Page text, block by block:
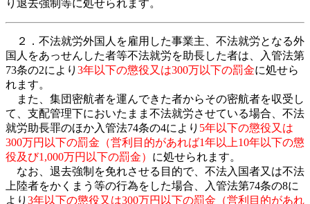
り退去強制等に処せられます。
２．不法就労外国人を雇用した事業主、不法就労となる外
国人をあっせんした者等不法就労を助長した者は、入管法第
73条の2により 3年以下の懲役又は300万以下の罰金に処せら
れます。
また、集団密航者を運んできた者からその密航者を収受し
て、支配管理下においたまま不法就労させている場合、不法
就労助長罪のほか入管法74条の4により 5年以下の懲役又は
300万円以下の罰金（営利目的があれば1年以上10年以下の懲
役及び1,000万円以下の罰金） に処せられます。
なお、退去強制を免れさせる目的で、不法入国者又は不法
上陸者をかくまう等の行為をした場合、入管法第74条の8に
より 3年以下の懲役又は300万円以下の罰金（営利目的があれ